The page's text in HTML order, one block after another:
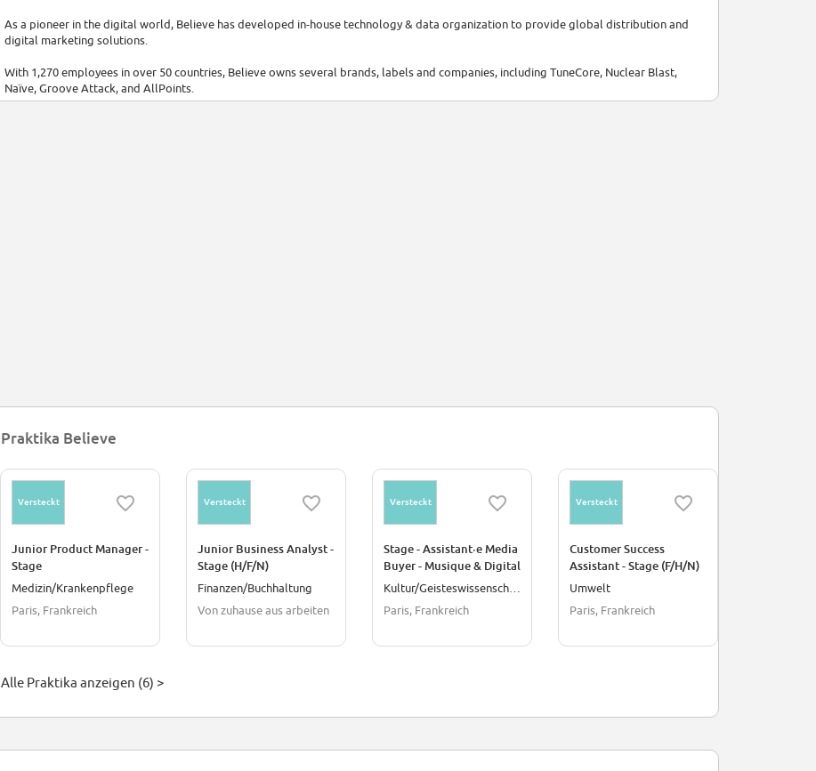
As a pioneer in the digital world, Believe has developed in-house technology & data organization to provide global distribution and
digital marketing solutions.
With 1,270 employees in over 50 countries, Believe owns several brands, labels and companies, including TuneCore, Nuclear Blast,
Naïve, Groove Attack, and AllPoints.
Praktika Believe
Versteckt
Junior Product Manager -
Stage
Medizin/Krankenpflege
Paris, Frankreich
Versteckt
Junior Business Analyst -
Stage (H/F/N)
Finanzen/Buchhaltung
Von zuhause aus arbeiten
Versteckt
Stage - Assistant·e Media
Buyer - Musique & Digital
Paris, Frankreich
Versteckt
Customer Success
Assistant - Stage (F/H/N)
Umwelt
Paris, Frankreich
Alle Praktika anzeigen (6) >